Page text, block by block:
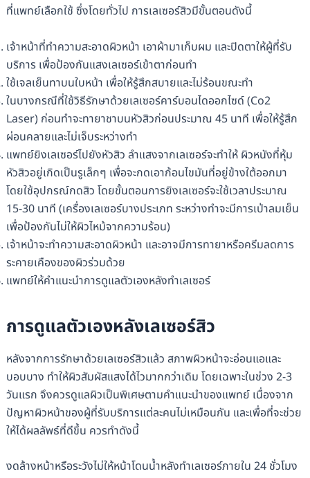
ที่แพทย์เลือกใช้ ซึ่งโดยทั่วไป การเลเซอร์สิวมีขั้นตอนดังนี้
เจ้าหน้าที่ทำความสะอาดผิวหน้า เอาผ้ามาเก็บผม และปิดตาให้ผู้ที่รับ
บริการ เพื่อป้องกันแสงเลเซอร์เข้าตาก่อนทำ
ใช้เจลเย็นทาบนใบหน้า เพื่อให้รู้สึกสบายและไม่ร้อนขณะทำ
ในบางกรณีที่ใช้วิธีรักษาด้วยเลเซอร์คาร์บอนไดออกไซด์ (Co2
Laser) ก่อนทำจะทายาชาบนหัวสิวก่อนประมาณ 45 นาที เพื่อให้รู้สึก
ผ่อนคลายและไม่เจ็บระหว่างทำ
แพทย์ยิงเลเซอร์ไปยังหัวสิว ลำแสงจากเลเซอร์จะทำให้ ผิวหนังที่หุ้ม
หัวสิวอยู่เกิดเป็นรูเล็กๆ เพื่อจะกดเอาก้อนไขมันที่อยู่ข้างใต้ออกมา
โดยใช้อุปกรณ์กดสิว โดยขั้นตอนการยิงเลเซอร์จะใช้เวลาประมาณ
15-30 นาที (เครื่องเลเซอร์บางประเภท ระหว่างทำจะมีการเป่าลมเย็น
เพื่อป้องกันไม่ให้ผิวไหม้จากความร้อน)
เจ้าหน้าจะทำความสะอาดผิวหน้า และอาจมีการทายาหรือครีมลดการ
ระคายเคืองของผิวร่วมด้วย
แพทย์ให้คำแนะนำการดูแลตัวเองหลังทำเลเซอร์
การดูแลตัวเองหลังเลเซอร์สิว
หลังจากการรักษาด้วยเลเซอร์สิวแล้ว สภาพผิวหน้าจะอ่อนแอและ
บอบบาง ทำให้ผิวสัมผัสแสงได้ไวมากกว่าเดิม โดยเฉพาะในช่วง 2-3
วันแรก จึงควรดูแลผิวเป็นพิเศษตามคำแนะนำของแพทย์ เนื่องจาก
ปัญหาผิวหน้าของผู้ที่รับบริการแต่ละคนไม่เหมือนกัน และเพื่อที่จะช่วย
ให้ได้ผลลัพธ์ที่ดีขึ้น ควรทำดังนี้
งดล้างหน้าหรือระวังไม่ให้หน้าโดนน้ำหลังทำเลเซอร์ภายใน 24 ชั่วโมง